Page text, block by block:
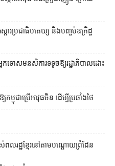
រស្ដារប្រជាធិបតេយ្យ និងបញ្ចប់ឧក្រិដ្ឋ
កទោស​មនសិការ​ទទូច​ឱ្យ​រដ្ឋាភិបាល​ដោះ
ម្ពុជាប្រើអាវុធចិន ដើម្បីប្រឆាំងថៃ
រដ្ឋខ្មែរនៅតាមបណ្ដោយព្រំដែន